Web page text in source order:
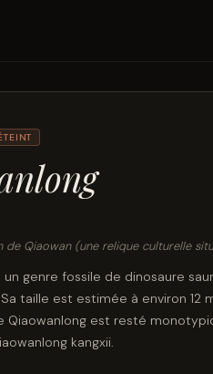
de Qiaowan (une relique culturelle
un genre fossile de dinosaure
Sa taille est estimée à environ
Qiaowanlong est resté
kangxii.